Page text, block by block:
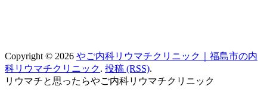
Copyright © 2026 やご内科リウマチクリニック｜福島市の内
科リウマチクリニック. 投稿 (RSS).
リウマチと思ったらやご内科リウマチクリニック